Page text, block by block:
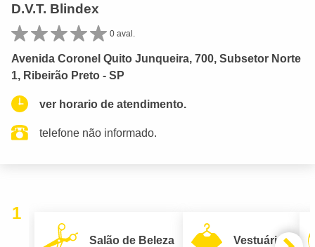
D.V.T. Blindex
0 aval.
Avenida Coronel Quito Junqueira, 700, Subsetor Norte
1, Ribeirão Preto - SP
ver horario de atendimento.
telefone não informado.
1
Salão de Beleza Vestuário